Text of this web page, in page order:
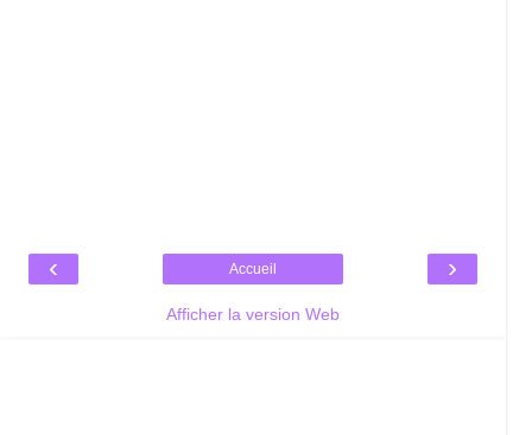
‹ ›
Accueil
Afficher la version Web